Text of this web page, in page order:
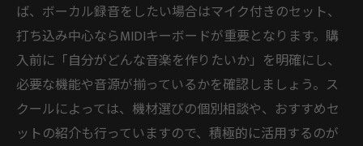
ば、ボーカル録音をしたい場合はマイク付きのセット、
打ち込み中心ならMIDIキーボードが重要となります。購
入前に「自分がどんな音楽を作りたいか」を明確にし、
必要な機能や音源が揃っているかを確認しましょう。ス
クールによっては、機材選びの個別相談や、おすすめセ
ットの紹介も行っていますので、積極的に活用するのが